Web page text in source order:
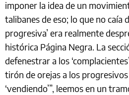
imponer la idea de un
talibanes de eso; lo que no caía
progresiva’ era realmente
histórica Página Negra. La
defenestrar a los
tirón de orejas a los
‘vendiendo’”, leemos en un